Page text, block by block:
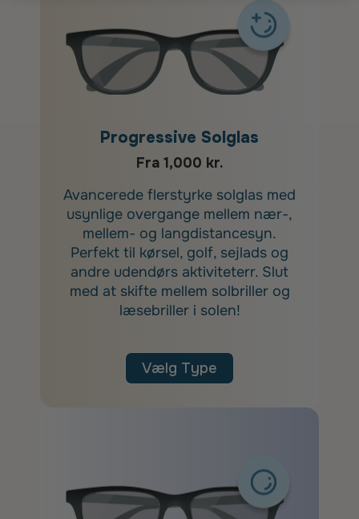
Progressive Solglas
Fra 1,000 kr.
Avancerede flerstyrke solglas med
usynlige overgange mellem nær-,
mellem- og langdistancesyn.
Perfekt til kørsel, golf, sejlads og
andre udendørs aktiviteterr. Slut
med at skifte mellem solbriller og
læsebriller i solen!
Vælg Type